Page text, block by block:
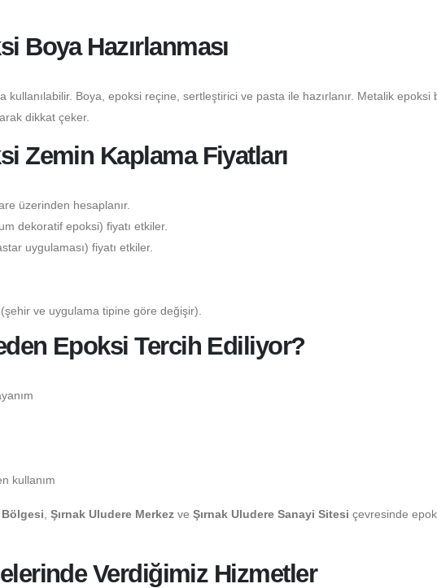
Boya Hazırlanması
kullanılabilir. Boya, epoksi reçine, sertleştirici ve pasta ile hazırlanır. Metalik epoksi
dikkat çeker.
Zemin Kaplama Fiyatları
üzerinden hesaplanır.
dekoratif epoksi) fiyatı etkiler.
uygulaması) fiyatı etkiler.
ve uygulama tipine göre değişir).
Epoksi Tercih Ediliyor?
kullanım
Bölgesi Şırnak Uludere Merkez ve Şırnak Uludere Sanayi Sitesi çevresinde
Verdiğimiz Hizmetler